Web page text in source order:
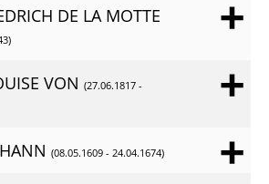
DE LA MOTTE
VON (27.06.1817 -
(08.05.1609 - 24.04.1674)